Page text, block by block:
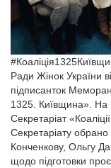
Ради Жінок України
підписанток
1325. Київщина». На
Секретаріат
Секретаріату
Конченкову, Ольгу
щодо підготовки